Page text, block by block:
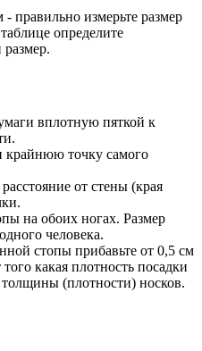
правильно измерьте размер
определите
вплотную пяткой к
крайнюю точку самого
от стены (края
на обоих ногах. Размер
человека.
стопы прибавьте от 0,5 см
какая плотность посадки
(плотности) носков.